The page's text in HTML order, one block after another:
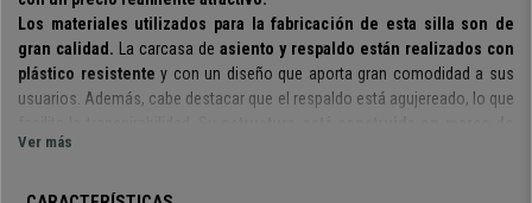
Los materiales utilizados para la fabricación de esta silla son de
gran calidad. La carcasa de asiento y respaldo están realizados con
plástico resistente y con un diseño que aporta gran comodidad a sus
usuarios. Además, cabe destacar que el respaldo está agujereado, lo que
acero tubular con 4 patas cromadas
Ver más